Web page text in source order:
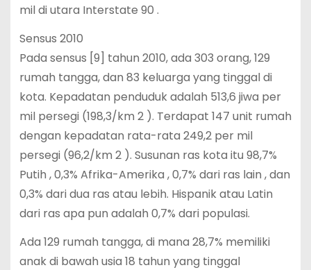
mil di utara Interstate 90 .
Sensus 2010
Pada sensus [9] tahun 2010, ada 303 orang, 129
rumah tangga, dan 83 keluarga yang tinggal di
kota. Kepadatan penduduk adalah 513,6 jiwa per
mil persegi (198,3/km 2 ). Terdapat 147 unit rumah
dengan kepadatan rata-rata 249,2 per mil
persegi (96,2/km 2 ). Susunan ras kota itu 98,7%
Putih , 0,3% Afrika-Amerika , 0,7% dari ras lain , dan
0,3% dari dua ras atau lebih. Hispanik atau Latin
dari ras apa pun adalah 0,7% dari populasi.
Ada 129 rumah tangga, di mana 28,7% memiliki
anak di bawah usia 18 tahun yang tinggal